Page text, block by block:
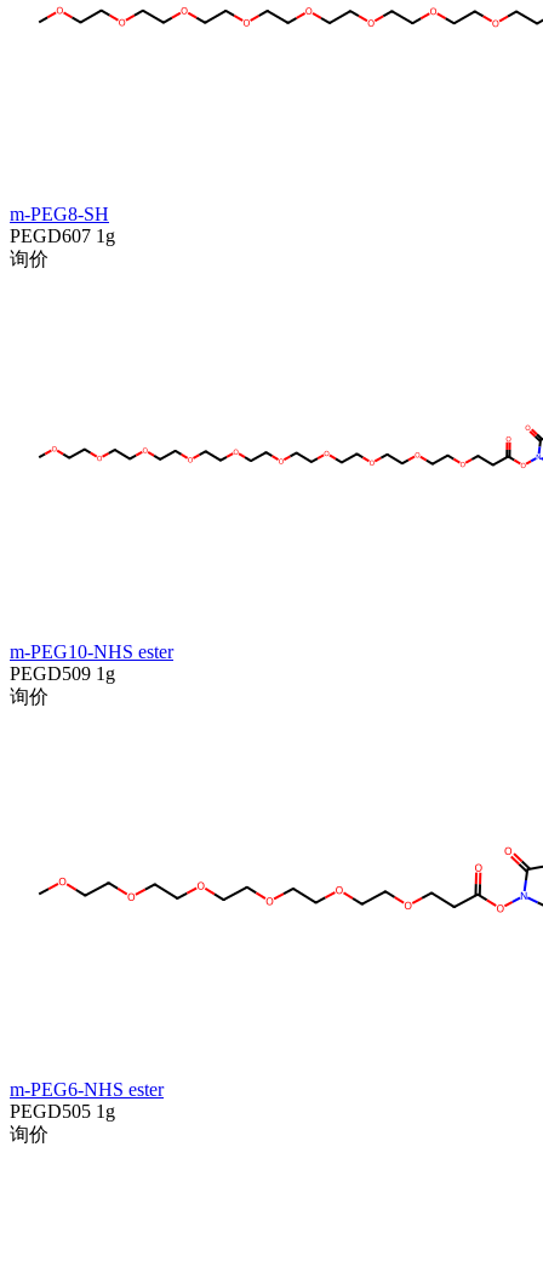
m-PEG8-SH
PEGD607 1g
询价
m-PEG10-NHS ester
PEGD509 1g
询价
m-PEG6-NHS ester
PEGD505 1g
询价